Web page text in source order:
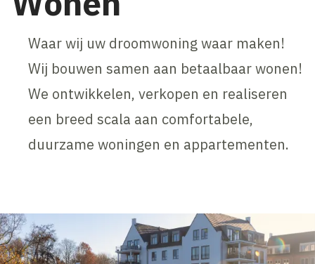
Waar wij uw droomwoning waar maken!
Wij bouwen samen aan betaalbaar wonen!
We ontwikkelen, verkopen en realiseren
een breed scala aan comfortabele,
duurzame woningen en appartementen.